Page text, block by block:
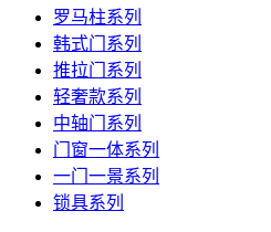
罗马柱系列
韩式门系列
推拉门系列
轻奢款系列
中轴门系列
门窗一体系列
一门一景系列
锁具系列